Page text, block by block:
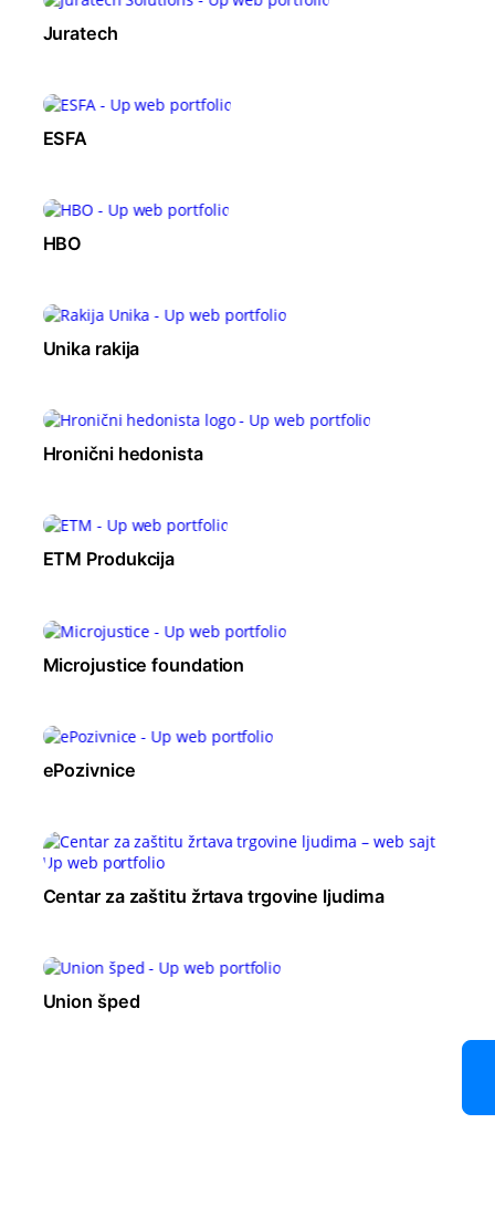
Juratech
ESFA
HBO
Unika rakija
Hronični hedonista
ETM Produkcija
Microjustice foundation
ePozivnice
Centar za zaštitu žrtava trgovine ljudima
Union šped